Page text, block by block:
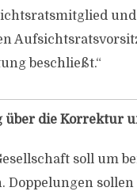
beschließt.“
über die Korrektur
soll um